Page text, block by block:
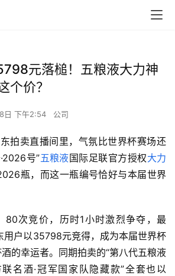
元落槌！五粮液大力神
个价？
日 下午2:54 公司
拍卖直播间里，气氛比世界杯赛场还
号”五粮液国际足联官方授权大力
瓶，而这一瓶编号恰好与本届世界
80次竞价，历时1小时激烈争夺，最
用户以35798元竞得，成为本届世界杯
的幸运者。同期拍卖的“第八代五粮液
联名酒·冠军国家队隐藏款”全套也以